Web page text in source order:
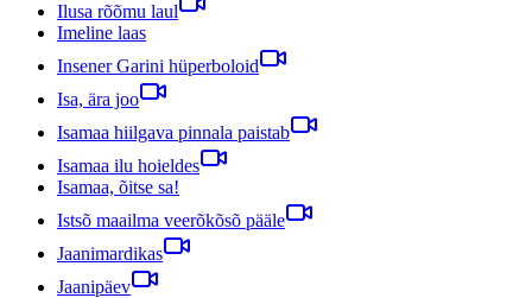
Ilusa rõõmu laul
Imeline laas
Insener Garini hüperboloid
Isa, ära joo
Isamaa hiilgava pinnala paistab
Isamaa ilu hoieldes
Isamaa, õitse sa!
Istsõ maailma veerõkõsõ pääle
Jaanimardikas
Jaanipäev